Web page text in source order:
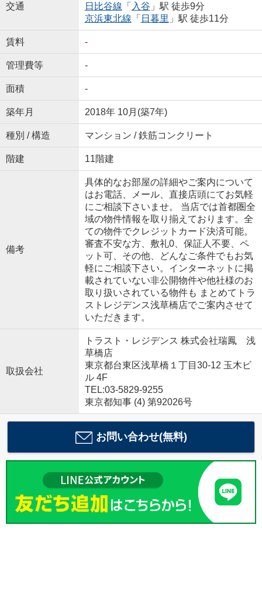
交通
日比谷線 「 入谷 」駅 徒歩9分
京浜東北線 「 日暮里 」駅 徒歩11分
賃料 -
管理費等 -
面積 -
築年月 2018年 10月(築7年)
種別 / 構造 マンション / 鉄筋コンクリート
階建 11階建
備考
具体的なお部屋の詳細やご案内について
はお電話、メール、直接店頭にてお気軽
にご相談下さいませ。 当店では首都圏全
域の物件情報を取り揃えております。全
ての物件でクレジットカード決済可能。
審査不安な方、敷礼0、保証人不要、ペ
ット可、その他、どんなご条件でもお気
軽にご相談下さい。インターネットに掲
載されていない非公開物件や他社様のお
取り扱いされている物件も まとめてトラ
ストレジデンス浅草橋店でご案内させて
いただきます。
取扱会社
トラスト・レジデンス 株式会社瑞鳳 浅
草橋店
東京都台東区浅草橋１丁目30-12 玉木ビ
ル 4F
TEL:03-5829-9255
東京都知事 (4) 第92026号
お問い合わせ(無料)